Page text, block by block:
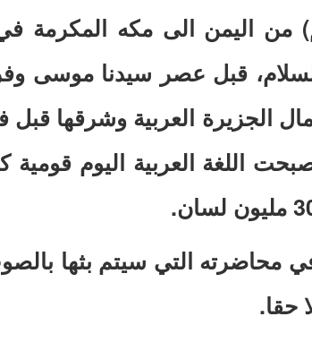
من اليمن الى مكه المكرمة
قبل عصر سيدنا موسى
الجزيرة العربية وشرقها قبل
اللغة العربية اليوم قومية